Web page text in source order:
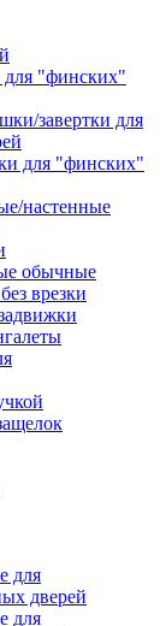
для "финских"
завертки для
для "финских"
настенные
обычные
врезки
для
дверей
для